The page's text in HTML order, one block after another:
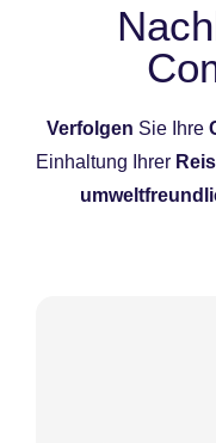
Verfolgen Sie Ihre
Einhaltung Ihrer